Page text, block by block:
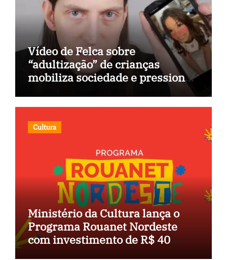
Vídeo de Felca sobre
“adultização” de crianças
mobiliza sociedade e pressiona
Cultura
Ministério da Cultura lança o
Programa Rouanet Nordeste
com investimento de R$ 40